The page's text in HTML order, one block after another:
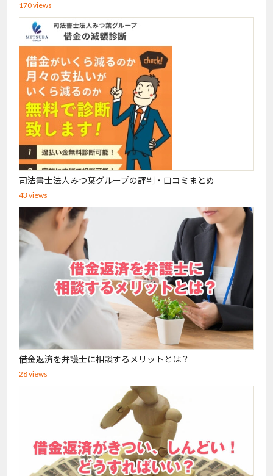
170 views
司法書士法人みつ葉グループの評判・口コミまとめ
43 views
借金返済を弁護士に相談するメリットとは？
28 views